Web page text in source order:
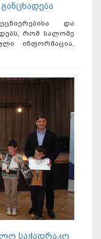
და
რომ სალომე
ინფორმაცია,
საჭადრაკო